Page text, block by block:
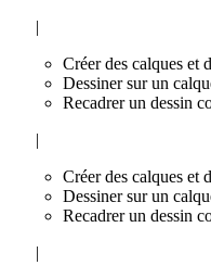
|
Créer des calques et
Dessiner sur un
Recadrer un dessin
|
Créer des calques et
Dessiner sur un
Recadrer un dessin
|